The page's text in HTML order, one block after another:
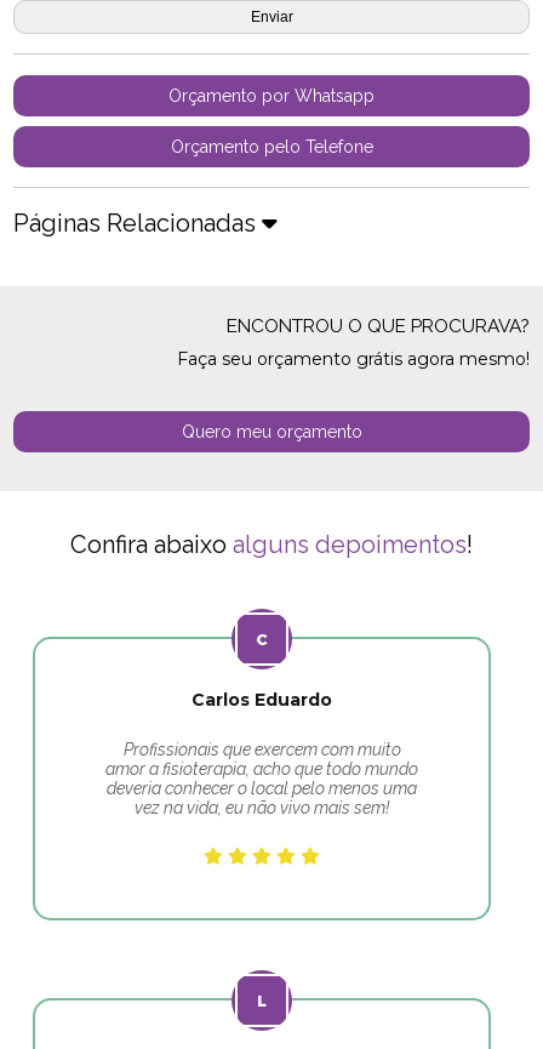
Orçamento por Whatsapp
Orçamento pelo Telefone
Páginas Relacionadas
ENCONTROU O QUE PROCURAVA?
Faça seu orçamento grátis agora mesmo!
Quero meu orçamento
Confira abaixo alguns depoimentos!
Carlos Eduardo
Profissionais que exercem com muito
amor a fisioterapia, acho que todo mundo
deveria conhecer o local pelo menos uma
vez na vida, eu não vivo mais sem!